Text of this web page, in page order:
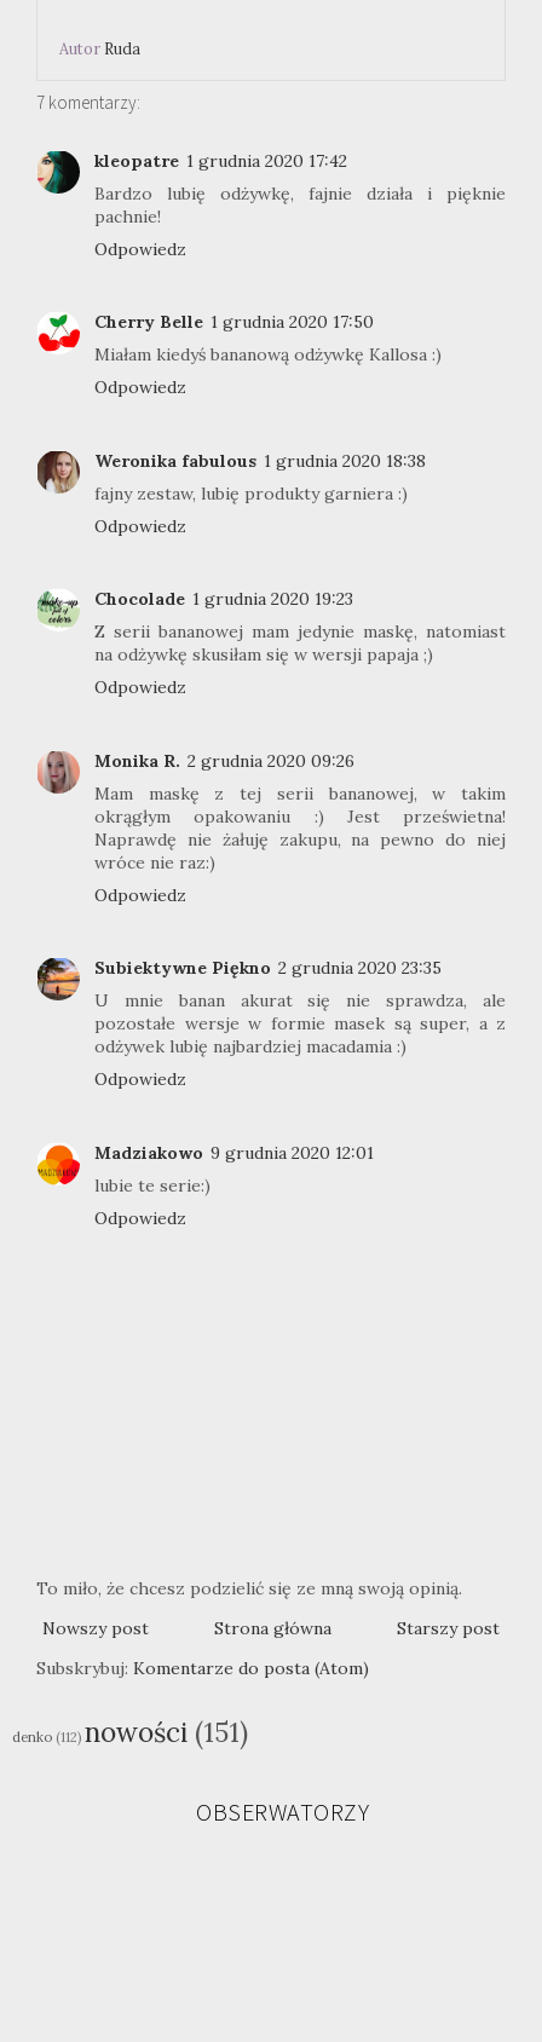
Autor Ruda
7 komentarzy:
kleopatre 1 grudnia 2020 17:42
Bardzo lubię odżywkę, fajnie działa i pięknie
pachnie!
Odpowiedz
Cherry Belle 1 grudnia 2020 17:50
Miałam kiedyś bananową odżywkę Kallosa :)
Odpowiedz
Weronika fabulous 1 grudnia 2020 18:38
fajny zestaw, lubię produkty garniera :)
Odpowiedz
Chocolade 1 grudnia 2020 19:23
Z serii bananowej mam jedynie maskę, natomiast
na odżywkę skusiłam się w wersji papaja ;)
Odpowiedz
Monika R. 2 grudnia 2020 09:26
Mam maskę z tej serii bananowej, w takim
okrągłym opakowaniu :) Jest prześwietna!
Naprawdę nie żałuję zakupu, na pewno do niej
wróce nie raz:)
Odpowiedz
Subiektywne Piękno 2 grudnia 2020 23:35
U mnie banan akurat się nie sprawdza, ale
pozostałe wersje w formie masek są super, a z
odżywek lubię najbardziej macadamia :)
Odpowiedz
Madziakowo 9 grudnia 2020 12:01
lubie te serie:)
Odpowiedz
To miło, że chcesz podzielić się ze mną swoją opinią.
Nowszy post
Starszy post
Strona główna
Subskrybuj: Komentarze do posta (Atom)
denko (112) nowości (151)
OBSERWATORZY